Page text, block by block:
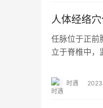
人体经络
任脉位于正前
立于脊椎中，
时遇